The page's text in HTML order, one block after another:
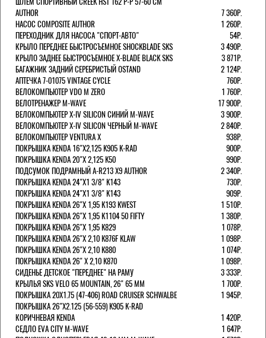
AUTHOR
7 360Р.
НАСОС COMPOSITE AUTHOR
1 260Р.
ПЕРЕХОДНИК ДЛЯ НАСОСА "СПОРТ-АВТО"
54Р.
КРЫЛО ПЕРЕДНЕЕ БЫСТРОСЪЕМНОЕ SHOCKBLADE SKS
3 490Р.
КРЫЛО ЗАДНЕЕ БЫСТРОСЪЕМНОЕ X-BLADE BLACK SKS
3 871Р.
БАГАЖНИК ЗАДНИЙ СЕРЕБРИСТЫЙ OSTAND
2 124Р.
АПТЕЧКА 7-01075 VINTAGE CYCLE
760Р.
ВЕЛОКОМПЬЮТЕР VDO M ZERO
1 760Р.
ВЕЛОТРЕНАЖЕР M-WAVE
17 900Р.
ВЕЛОКОМПЬЮТЕР X-IV SILICON СИНИЙ M-WAVE
3 900Р.
ВЕЛОКОМПЬЮТЕР X-IV SILICON ЧЕРНЫЙ M-WAVE
2 840Р.
ВЕЛОКОМПЬЮТЕР VENTURA Х
938Р.
ПОКРЫШКА KENDA 16"Х2,125 K905 K-RAD
900Р.
ПОКРЫШКА KENDA 20"Х 2,125 K50
990Р.
ПОДСУМОК ПОДРАМНЫЙ A-R213 X9 AUTHOR
2 340Р.
ПОКРЫШКА KENDA 24"Х1 3/8" K143
730Р.
ПОКРЫШКА KENDA 24"Х1 3/8" K143
909Р.
ПОКРЫШКА KENDA 26"Х 1,95 K193 KWEST
1 510Р.
ПОКРЫШКА KENDA 26"Х 1,95 K1104 50 FIFTY
1 380Р.
ПОКРЫШКА KENDA 26"Х 1,95 K829
1 078Р.
ПОКРЫШКА KENDA 26"Х 2,10 K876F KLAW
1 098Р.
ПОКРЫШКА KENDA 26"Х 2,10 K880
1 074Р.
ПОКРЫШКА KENDA 26" Х 2,10 K870
1 098Р.
СИДЕНЬЕ ДЕТСКОЕ "ПЕРЕДНЕЕ" НА РАМУ
3 333Р.
КРЫЛЬЯ SKS VELO 65 MOUNTAIN, 26" 65 ММ
1 700Р.
ПОКРЫШКА 20X1.75 (47-406) ROAD CRUISER SCHWALBE
1 945Р.
ПОКРЫШКА 26"Х2.125 (56-559) K905 K-RAD
КОРИЧНЕВАЯ KENDA
1 420Р.
СЕДЛО EVA CITY M-WAVE
1 647Р.